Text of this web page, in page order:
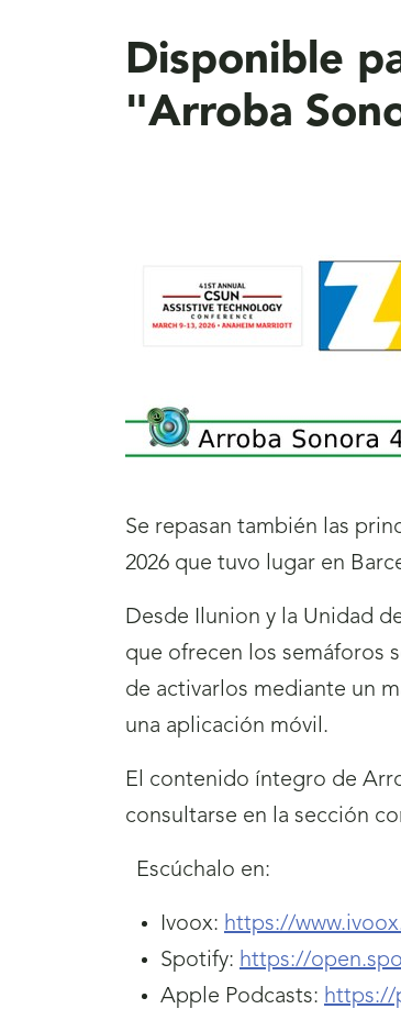
Disponible
"Arroba
Se repasan también las
2026 que tuvo lugar en
Desde Ilunion y la Unidad
que ofrecen los semáforos
de activarlos mediante un
una aplicación móvil.
El contenido íntegro de
consultarse en la sección
Escúchalo en:
Ivoox: https://
Spotify: https://
Apple Podcasts: https://